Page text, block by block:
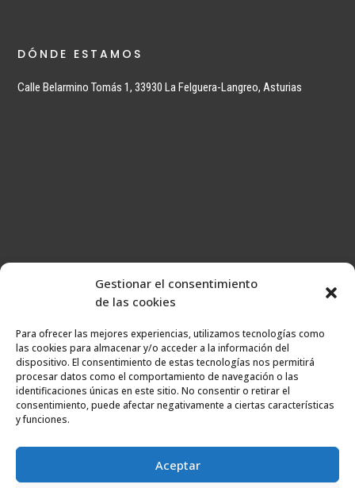
Gestionar el consentimiento
de las cookies
Para ofrecer las mejores experiencias, utilizamos tecnologías como
las cookies para almacenar y/o acceder a la información del
dispositivo. El consentimiento de estas tecnologías nos permitirá
procesar datos como el comportamiento de navegación o las
identificaciones únicas en este sitio. No consentir o retirar el
consentimiento, puede afectar negativamente a ciertas características
y funciones.
Aceptar
DÓNDE ESTAMOS
Calle Belarmino Tomás 1, 33930 La Felguera-Langreo, Asturias
Página web desarrollada por Cocina tu marca. Todos los derechos
reservados. ©